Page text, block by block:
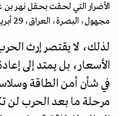
الأضرار التي لحقت بحقل نهر
مجهول، البصرة، العراق، 29 أبريل/نيسان 2026
لذلك، لا يقتصر إرث
الأسعار، بل يمتد إلى
في شأن أمن الطاقة
مرحلة ما بعد الحرب لن